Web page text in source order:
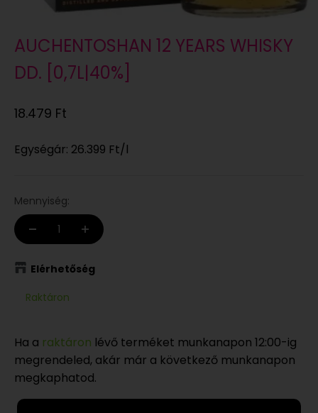
AUCHENTOSHAN 12 YEARS WHISKY
DD. [0,7L|40%]
Eladási ár
18.479 Ft
Egységár: 26.399 Ft/l
Mennyiség:
Elérhetőség
Raktáron
Ha a raktáron lévő terméket munkanapon 12:00-ig
megrendeled, akár már a következő munkanapon
megkaphatod.